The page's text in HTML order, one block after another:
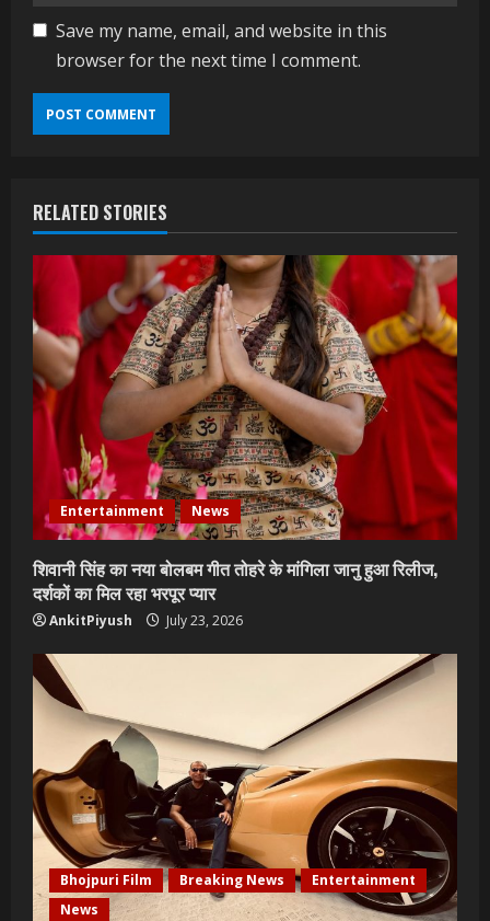
Save my name, email, and website in this
browser for the next time I comment.
RELATED STORIES
Entertainment News
शिवानी सिंह का नया बोलबम गीत तोहरे के मांगिला जानु हुआ रिलीज,
दर्शकों का मिल रहा भरपूर प्यार
AnkitPiyush July 23, 2026
Bhojpuri Film Breaking News
Entertainment
News